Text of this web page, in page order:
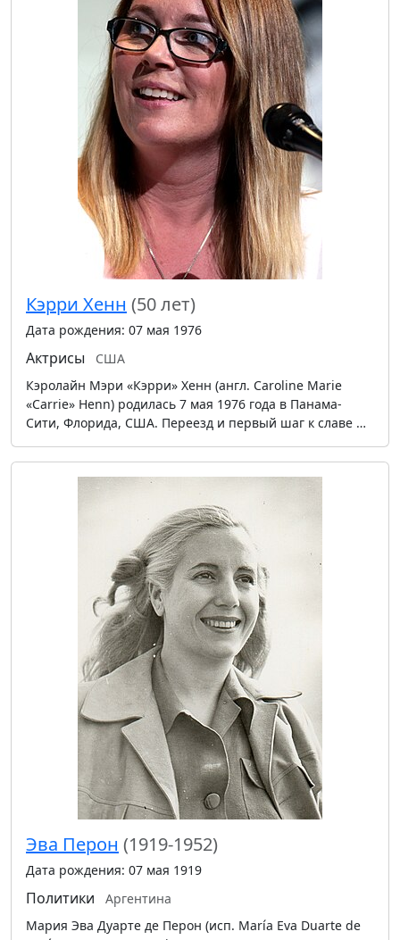
Кэрри Хенн (50 лет)
Дата рождения: 07 мая 1976
Актрисы
США
Кэролайн Мэри «Кэрри» Хенн (англ. Caroline Marie
«Carrie» Henn) родилась 7 мая 1976 года в Панама-
Сити, Флорида, США. Переезд и первый шаг к славе …
Эва Перон (1919-1952)
Дата рождения: 07 мая 1919
Политики
Аргентина
Мария Эва Дуарте де Перон (исп. María Eva Duarte de